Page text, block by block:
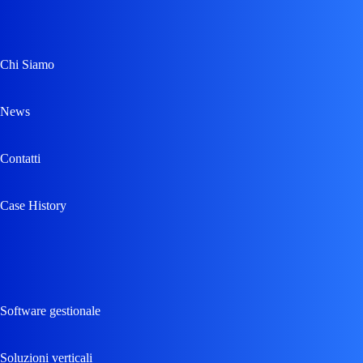
Chi Siamo
News
Contatti
Case History
Software gestionale
Soluzioni verticali